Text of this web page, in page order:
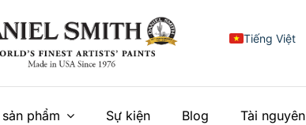
Tiếng Việt
日本語
Français
phẩm Sự kiện Blog Tài nguyên